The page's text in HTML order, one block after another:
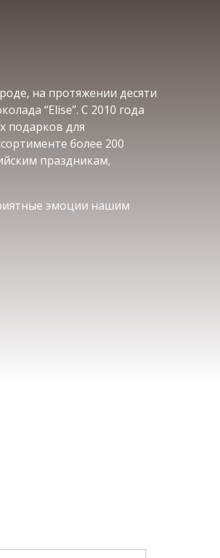
на протяжении десяти
“Elise”. С 2010 года
подарков для
более 200
праздникам,
эмоции нашим